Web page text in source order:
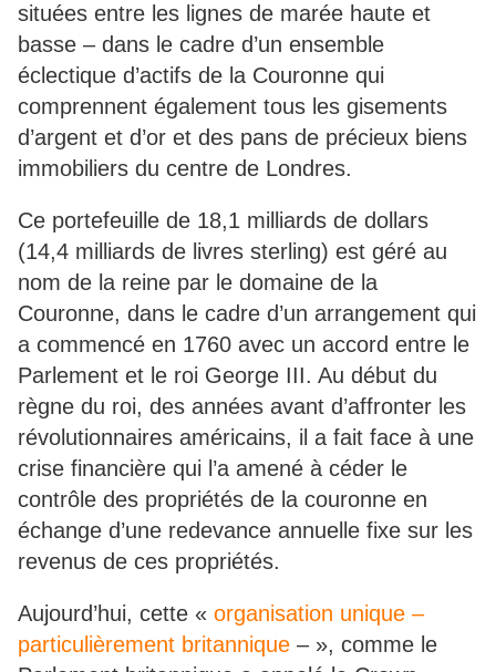
situées entre les lignes de marée haute et
basse – dans le cadre d’un ensemble
éclectique d’actifs de la Couronne qui
comprennent également tous les gisements
d’argent et d’or et des pans de précieux biens
immobiliers du centre de Londres.
Ce portefeuille de 18,1 milliards de dollars
(14,4 milliards de livres sterling) est géré au
nom de la reine par le domaine de la
Couronne, dans le cadre d’un arrangement qui
a commencé en 1760 avec un accord entre le
Parlement et le roi George III. Au début du
règne du roi, des années avant d’affronter les
révolutionnaires américains, il a fait face à une
crise financière qui l’a amené à céder le
contrôle des propriétés de la couronne en
échange d’une redevance annuelle fixe sur les
revenus de ces propriétés.
Aujourd’hui, cette « organisation unique –
particulièrement britannique – », comme le